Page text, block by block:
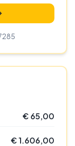
€ 65,00
€ 1.606,00